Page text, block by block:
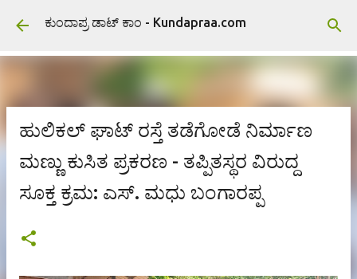
ವಿಷಯಕ್ಕೆ ಹೋಗಿ
ಕುಂದಾಪ್ರ ಡಾಟ್ ಕಾಂ - Kundapraa.com
ಹುಲಿಕಲ್ ಘಾಟ್ ರಸ್ತೆ ತಡೆಗೋಡೆ ನಿರ್ಮಾಣ
ಮಣ್ಣು ಕುಸಿತ ಪ್ರಕರಣ - ತಪ್ಪಿತಸ್ಥರ ವಿರುದ್ದ
ಸೂಕ್ತ ಕ್ರಮ: ಎಸ್. ಮಧು ಬಂಗಾರಪ್ಪ